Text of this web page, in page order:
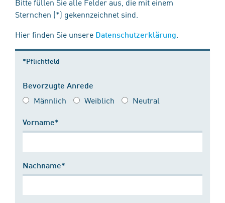
Sternchen (*) gekennzeichnet sind.
Hier finden Sie unsere Datenschutzerklärung
*Pflichtfeld
Bevorzugte Anrede
Männlich Weiblich Neutral
Vorname*
Nachname*